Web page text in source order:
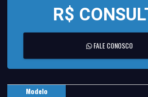
R$
FALE CONOSCO
Modelo